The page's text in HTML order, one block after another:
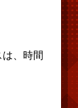
、時間